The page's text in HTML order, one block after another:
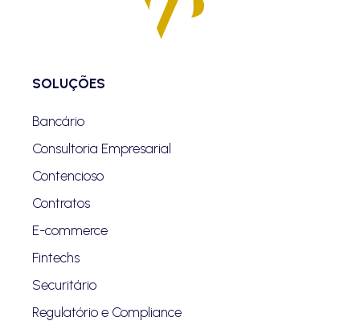
SOLUÇÕES
Bancário
Consultoria Empresarial
Contencioso
Contratos
E-commerce
Fintechs
Securitário
Regulatório e Compliance